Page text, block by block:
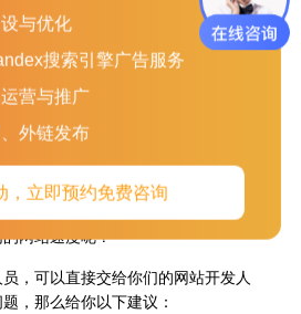
网站速度呢？
，可以直接交给你们的网站开发人
，那么给你以下建议：
与优化
搜索引擎广告服务
营与推广
外链发布
，立即预约免费咨询